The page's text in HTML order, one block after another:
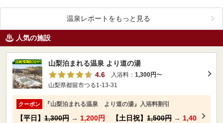
温泉レポートをもっと見る
人気の施設
山梨泊まれる温泉 より道の湯
4.6
入浴料： 1,300円〜
山梨県都留市つる1-13-31
クーポン 『山梨泊まれる温泉 より道の湯』入浴料割引
【平日】 1,300円 → 1,200円 【土日祝】 1,500円 → 1,40